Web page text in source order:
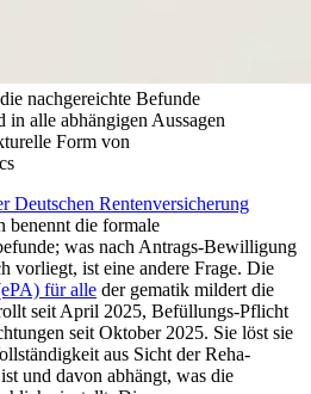
nachgereichte Befunde
in alle abhängigen Aussagen
Form von
Deutschen Rentenversicherung
benennt die formale
was nach Antrags-Bewilligung
vorliegt, ist eine andere Frage. Die
für alle der gematik mildert die
seit April 2025, Befüllungs-Pflicht
seit Oktober 2025. Sie löst sie
aus Sicht der Reha-
und davon abhängt, was die